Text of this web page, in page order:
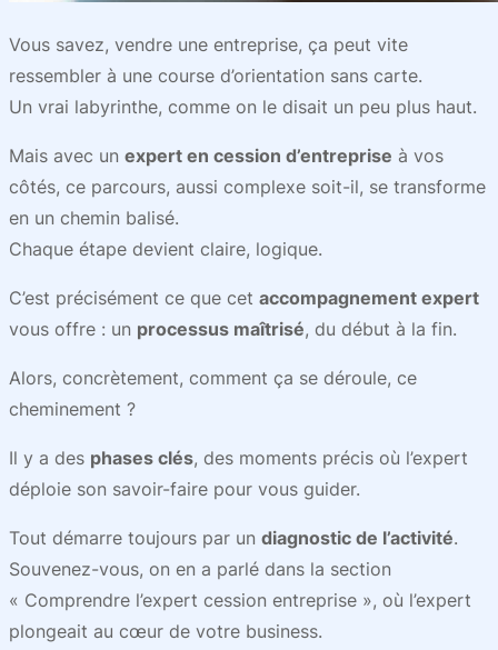
Vous savez, vendre une entreprise, ça peut vite
ressembler à une course d’orientation sans carte.
Un vrai labyrinthe, comme on le disait un peu plus haut.
Mais avec un expert en cession d’entreprise à vos
côtés, ce parcours, aussi complexe soit-il, se transforme
en un chemin balisé.
Chaque étape devient claire, logique.
C’est précisément ce que cet accompagnement expert
vous offre : un processus maîtrisé, du début à la fin.
Alors, concrètement, comment ça se déroule, ce
cheminement ?
Il y a des phases clés, des moments précis où l’expert
déploie son savoir-faire pour vous guider.
Tout démarre toujours par un diagnostic de l’activité.
Souvenez-vous, on en a parlé dans la section
« Comprendre l’expert cession entreprise », où l’expert
plongeait au cœur de votre business.